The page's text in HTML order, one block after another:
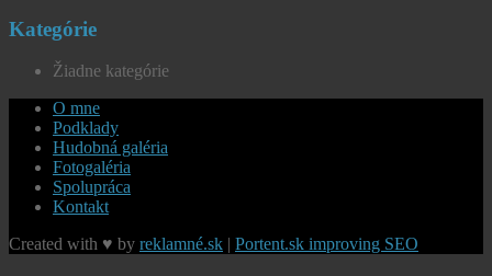
Kategórie
Žiadne kategórie
O mne
Podklady
Hudobná galéria
Fotogaléria
Spolupráca
Kontakt
Created with ♥ by reklamné.sk | Portent.sk improving SEO